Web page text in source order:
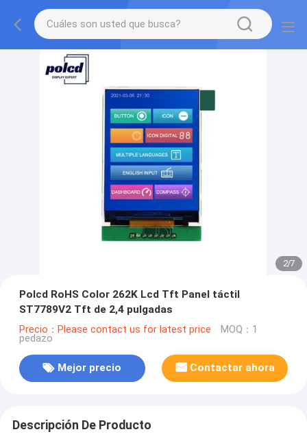
2/7
Polcd RoHS Color 262K Lcd Tft Panel táctil
ST7789V2 Tft de 2,4 pulgadas
Precio：Please contact us for latest price MOQ：1
pedazo
Mejor precio Contactar ahora
Descripción De Producto